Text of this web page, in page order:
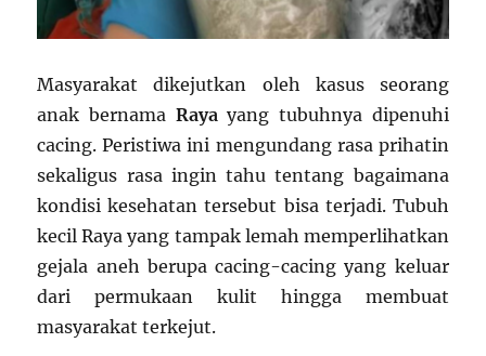
Masyarakat dikejutkan oleh kasus seorang
anak bernama Raya yang tubuhnya dipenuhi
cacing. Peristiwa ini mengundang rasa prihatin
sekaligus rasa ingin tahu tentang bagaimana
kondisi kesehatan tersebut bisa terjadi. Tubuh
kecil Raya yang tampak lemah memperlihatkan
gejala aneh berupa cacing-cacing yang keluar
dari permukaan kulit hingga membuat
masyarakat terkejut.